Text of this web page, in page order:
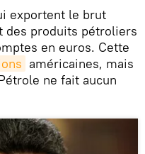
exportent le brut
des produits pétroliers
en euros. Cette
américaines, mais
ne fait aucun